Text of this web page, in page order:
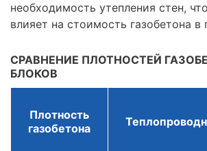
необходимость утепления стен,
влияет на стоимость газобетона
СРАВНЕНИЕ ПЛОТНОСТЕЙ
БЛОКОВ
Плотность
газобетона